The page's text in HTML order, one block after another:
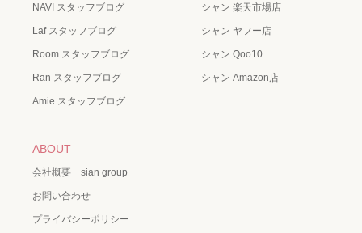
NAVI スタッフブログ
Laf スタッフブログ
Room スタッフブログ
Ran スタッフブログ
Amie スタッフブログ
シャン 楽天市場店
シャン ヤフー店
シャン Qoo10
シャン Amazon店
ABOUT
会社概要 sian group
お問い合わせ
プライバシーポリシー